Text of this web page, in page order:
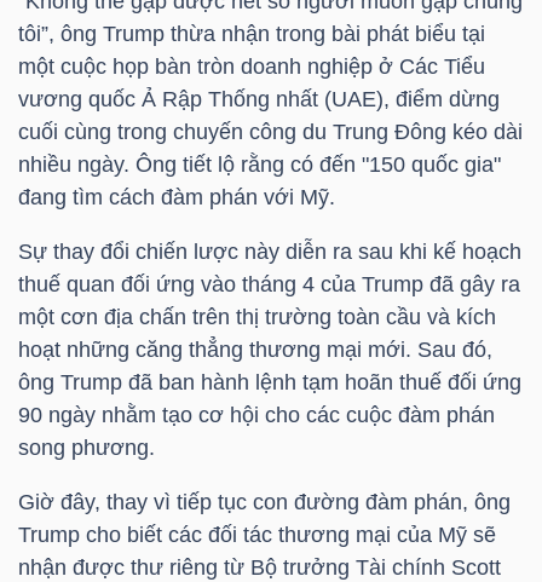
tôi”, ông Trump thừa nhận trong bài phát biểu tại
một cuộc họp bàn tròn doanh nghiệp ở Các Tiểu
vương quốc Ả Rập Thống nhất (UAE), điểm dừng
cuối cùng trong chuyến công du Trung Đông kéo dài
nhiều ngày. Ông tiết lộ rằng có đến "150 quốc gia"
đang tìm cách đàm phán với Mỹ.
Sự thay đổi chiến lược này diễn ra sau khi kế hoạch
thuế quan đối ứng vào tháng 4 của Trump đã gây ra
một cơn địa chấn trên thị trường toàn cầu và kích
hoạt những căng thẳng thương mại mới. Sau đó,
ông Trump đã ban hành lệnh tạm hoãn thuế đối ứng
90 ngày nhằm tạo cơ hội cho các cuộc đàm phán
song phương.
Giờ đây, thay vì tiếp tục con đường đàm phán, ông
Trump cho biết các đối tác thương mại của Mỹ sẽ
nhận được thư riêng từ Bộ trưởng Tài chính Scott
TÀI
CHÍNH
HÀNG
HÓA
KINH
TẾ
THẾ
GIỚI